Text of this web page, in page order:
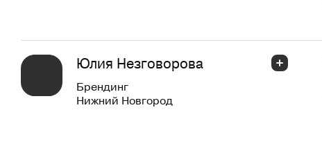
Юлия Незговорова
Брендинг
Нижний Новгород